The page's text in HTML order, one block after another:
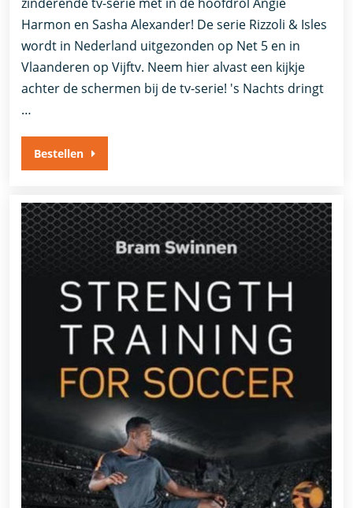
Harmon en Sasha Alexander! De serie Rizzoli & Isles
wordt in Nederland uitgezonden op Net 5 en in
Vlaanderen op Vijftv. Neem hier alvast een kijkje
achter de schermen bij de tv-serie! 's Nachts dringt
…
Bestellen